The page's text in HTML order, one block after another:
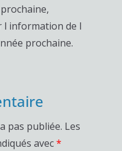
l information de l
prochaine.
pas publiée. Les
avec*